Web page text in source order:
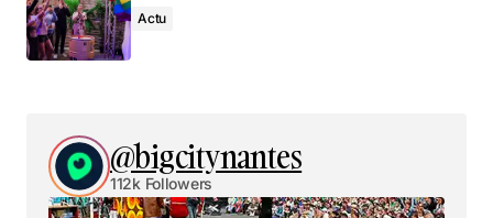
Actu
@bigcitynantes
112k Followers